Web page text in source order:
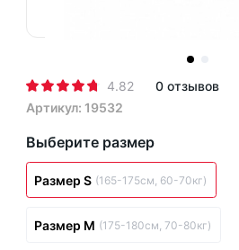
4.82
0 отзывов
Артикул: 19532
Выберите размер
Размер S (165-175см, 60-70кг)
Размер M (175-180см, 70-80кг)